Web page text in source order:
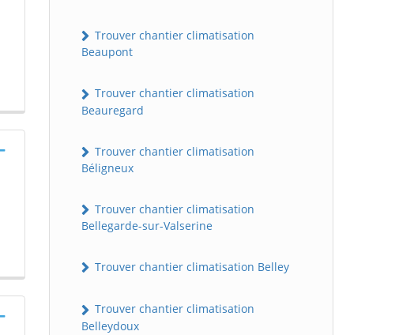
Trouver chantier climatisation
Beaupont
Trouver chantier climatisation
Beauregard
Trouver chantier climatisation
Béligneux
Trouver chantier climatisation
Bellegarde-sur-Valserine
Trouver chantier climatisation Belley
Trouver chantier climatisation
Belleydoux